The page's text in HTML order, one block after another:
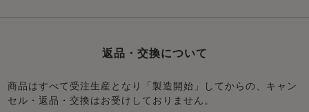
返品・交換について
商品はすべて受注生産となり「製造開始」してからの、キャン
セル・返品・交換はお受けしておりません。